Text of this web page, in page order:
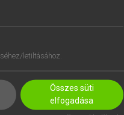
letiltásához.
Összes süti
elfogadása